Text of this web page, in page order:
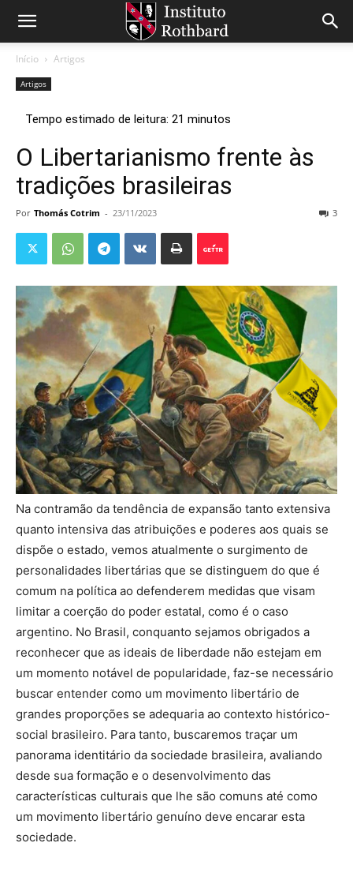
Início Artigos
Artigos
O Libertarianismo frente às
tradições brasileiras
Por Thomás Cotrim - 23/11/2023 3
Na contramão da tendência de expansão tanto extensiva
quanto intensiva das atribuições e poderes aos quais se
dispõe o estado, vemos atualmente o surgimento de
personalidades libertárias que se distinguem do que é
comum na política ao defenderem medidas que visam
limitar a coerção do poder estatal, como é o caso
argentino. No Brasil, conquanto sejamos obrigados a
reconhecer que as ideais de liberdade não estejam em
um momento notável de popularidade, faz-se necessário
buscar entender como um movimento libertário de
grandes proporções se adequaria ao contexto histórico-
social brasileiro. Para tanto, buscaremos traçar um
panorama identitário da sociedade brasileira, avaliando
desde sua formação e o desenvolvimento das
características culturais que lhe são comuns até como
um movimento libertário genuíno deve encarar esta
sociedade.